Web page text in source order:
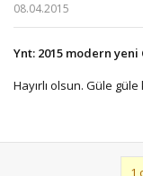
08.04.2015
Ynt: 2015 modern
Hayırlı olsun. Güle güle
1